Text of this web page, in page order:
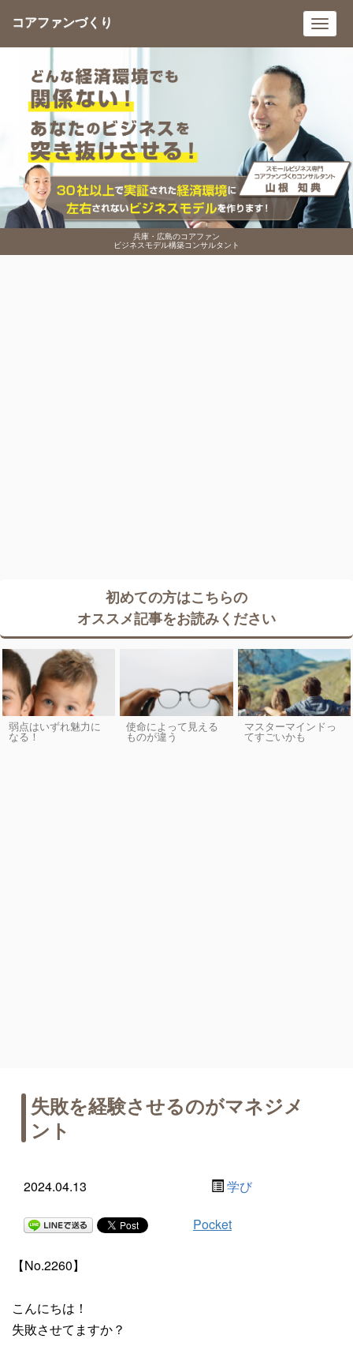
兵庫・広島のコアファン
ビジネスモデル構築コンサルタント
コアファンづくり
初めての方はこちらの
オススメ記事をお読みください
弱点はいずれ魅力に
なる！
使命によって見える
ものが違う
マスターマインドっ
てすごいかも
失敗を経験させるのがマネジメ
ント
2024.04.13 学び
Pocket
【No.2260】
こんにちは！
失敗させてますか？